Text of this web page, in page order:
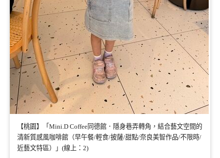
【桃園】「Mini.D Coffee同德館．隱身巷弄轉角，結合藝文空間的
清新質感風咖啡館（早午餐/輕食/披薩/甜點/奈良美智作品/不限時/
近藝文特區）」(線上：2)